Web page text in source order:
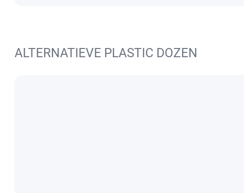
ALTERNATIEVE PLASTIC DOZEN